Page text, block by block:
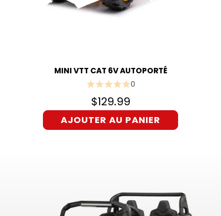
MINI VTT CAT 6V AUTOPORTÉ
0
$129.99
AJOUTER AU PANIER